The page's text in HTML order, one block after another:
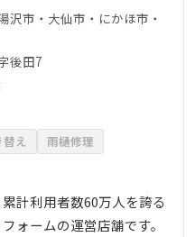
沢市・大仙市・にかほ市・
後田7
替え
雨樋修理
計利用者数60万人を誇る
ォームの運営店舗です。